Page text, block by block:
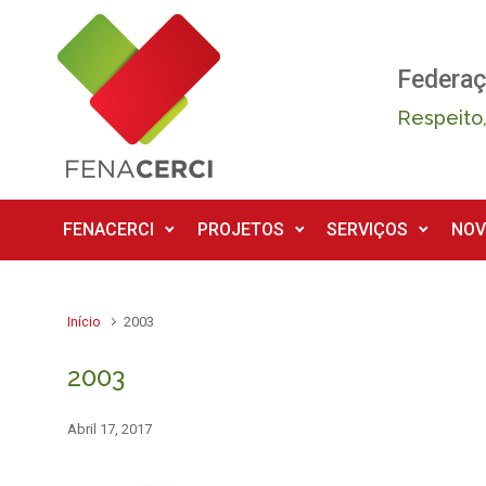
Skip to main content
FENACERCI PROJETOS SERVIÇOS
Início 2003
2003
Abril 17, 2017